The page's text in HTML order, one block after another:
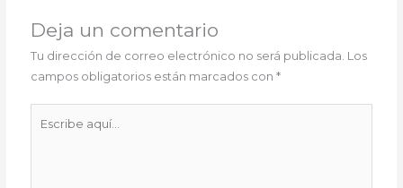
Deja un comentario
Tu dirección de correo electrónico no será publicada. Los
campos obligatorios están marcados con*